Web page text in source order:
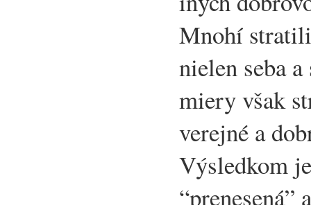
Mnohí stratili
nielen seba
miery však
verejné a
Výsledkom
“prenesená”